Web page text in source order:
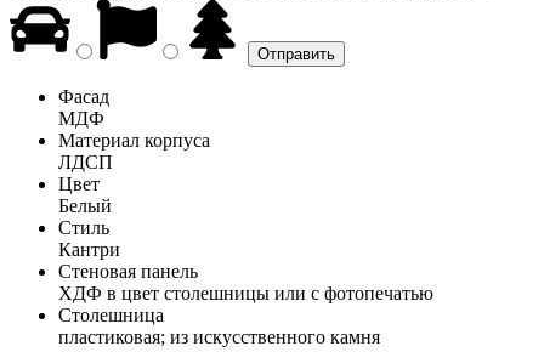
Фасад
МДФ
Материал корпуса
ЛДСП
Цвет
Белый
Стиль
Кантри
Стеновая панель
ХДФ в цвет столешницы или с фотопечатью
Столешница
пластиковая; из искусственного камня